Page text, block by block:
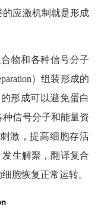
应激机制就是形成
物和各种信号分子
）组装形成的
形成可以避免蛋白
信号分子和能量资
激，提高细胞存活
生解聚，翻译复合
胞恢复正常运转。